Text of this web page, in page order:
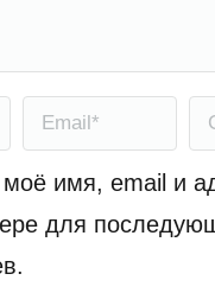
Email *
имя, email и
для